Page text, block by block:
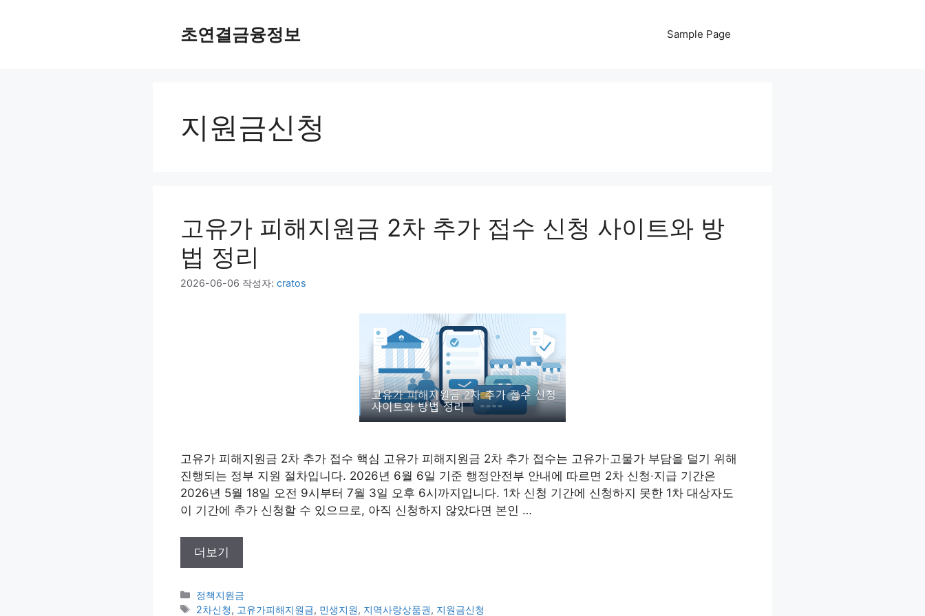
초연결금융정보 Sample Page
지원금신청
고유가 피해지원금 2차 추가 접수 신청 사이트와 방
법 정리
2026-06-06 작성자: cratos
고유가 피해지원금 2차 추가 접수 핵심 고유가 피해지원금 2차 추가 접수는 고유가·고물가 부담을 덜기 위해
진행되는 정부 지원 절차입니다. 2026년 6월 6일 기준 행정안전부 안내에 따르면 2차 신청·지급 기간은
2026년 5월 18일 오전 9시부터 7월 3일 오후 6시까지입니다. 1차 신청 기간에 신청하지 못한 1차 대상자도
이 기간에 추가 신청할 수 있으므로, 아직 신청하지 않았다면 본인 …
더보기
카
테
정책지원금
태
2차신청, 고유가피해지원금, 민생지원, 지역사랑상품권, 지원금신청